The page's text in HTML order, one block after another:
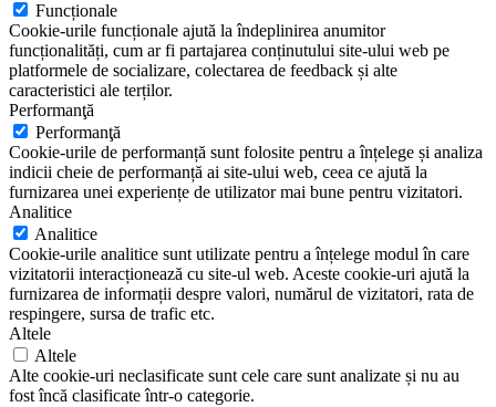
Funcționale
Cookie-urile funcționale ajută la îndeplinirea anumitor
funcționalități, cum ar fi partajarea conținutului site-ului web pe
platformele de socializare, colectarea de feedback și alte
caracteristici ale terților.
Performanţă
Performanţă
Cookie-urile de performanță sunt folosite pentru a înțelege și analiza
indicii cheie de performanță ai site-ului web, ceea ce ajută la
furnizarea unei experiențe de utilizator mai bune pentru vizitatori.
Analitice
Analitice
Cookie-urile analitice sunt utilizate pentru a înțelege modul în care
vizitatorii interacționează cu site-ul web. Aceste cookie-uri ajută la
furnizarea de informații despre valori, numărul de vizitatori, rata de
respingere, sursa de trafic etc.
Altele
Altele
Alte cookie-uri neclasificate sunt cele care sunt analizate și nu au
fost încă clasificate într-o categorie.